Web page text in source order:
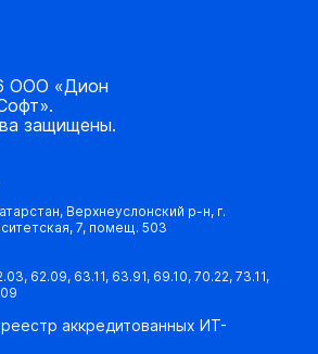
ООО «Дион
защищены.
Верхнеуслонский р-н, г.
7, помещ. 503
62.09, 63.11, 63.91, 69.10, 70.22, 73.11,
аккредитованных ИТ-